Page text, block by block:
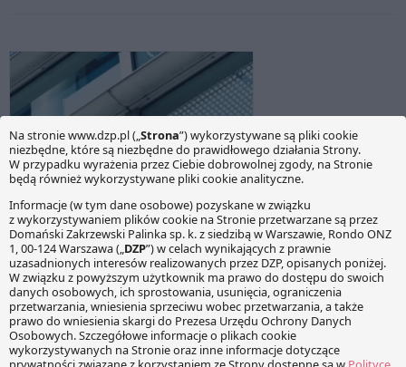
Ochrona danych osobowych to zadanie
także dla compliance
7 grudnia 2016 Jędrzej Stępniowski